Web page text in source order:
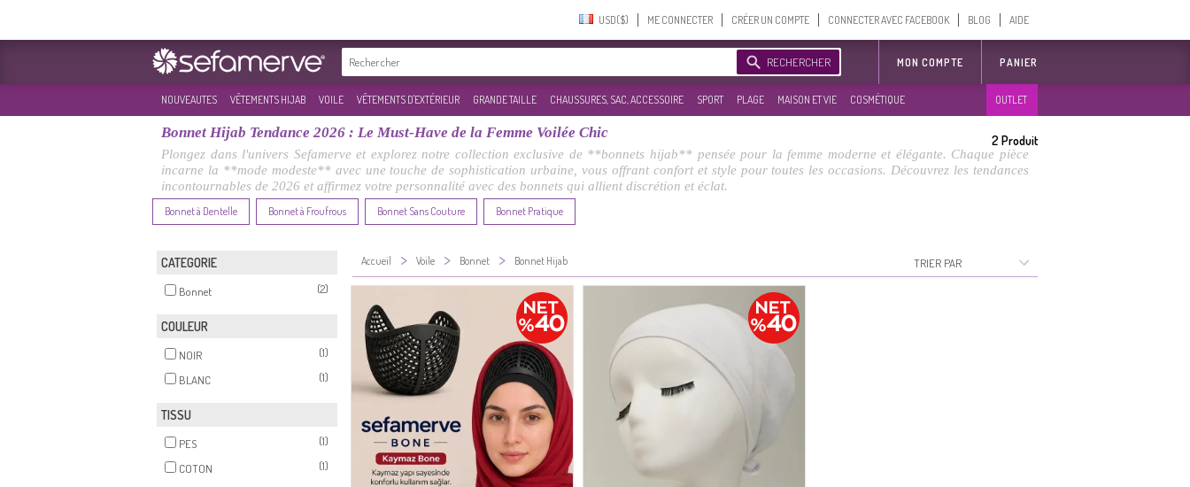
USD($)‎ ME CONNECTER CRÉER UN COMPTE CONNECTER AVEC FACEBOOK BLOG AIDE
RECHERCHER MON COMPTE PANIER
NOUVEAUTES VÊTEMENTS HIJAB VOILE VÊTEMENTS D'EXTÉRIEUR GRANDE TAILLE CHAUSSURES, SAC, ACCESSOIRE SPORT PLAGE MAISON ET VIE COSMÉTIQUE OUTLET
Bonnet Hijab Tendance 2026 : Le Must-Have de la Femme Voilée Chic
Plongez dans l'univers Sefamerve et explorez notre collection exclusive de **bonnets hijab** pensée pour la femme moderne et élégante. Chaque pièce
incarne la **mode modeste** avec une touche de sophistication urbaine, vous offrant confort et style pour toutes les occasions. Découvrez les tendances
incontournables de 2026 et affirmez votre personnalité avec des bonnets qui allient discrétion et éclat.
Bonnet à Dentelle Bonnet à Froufrous Bonnet Sans Couture Bonnet Pratique
2 Produit
CATEGORIE
Bonnet (2)
COULEUR
NOIR
(1)
BLANC
(1)
TISSU
PES
(1)
COTON
(1)
Accueil > Voile > Bonnet > Bonnet Hijab